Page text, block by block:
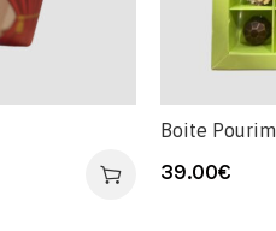
Boite Pourim
39.00€